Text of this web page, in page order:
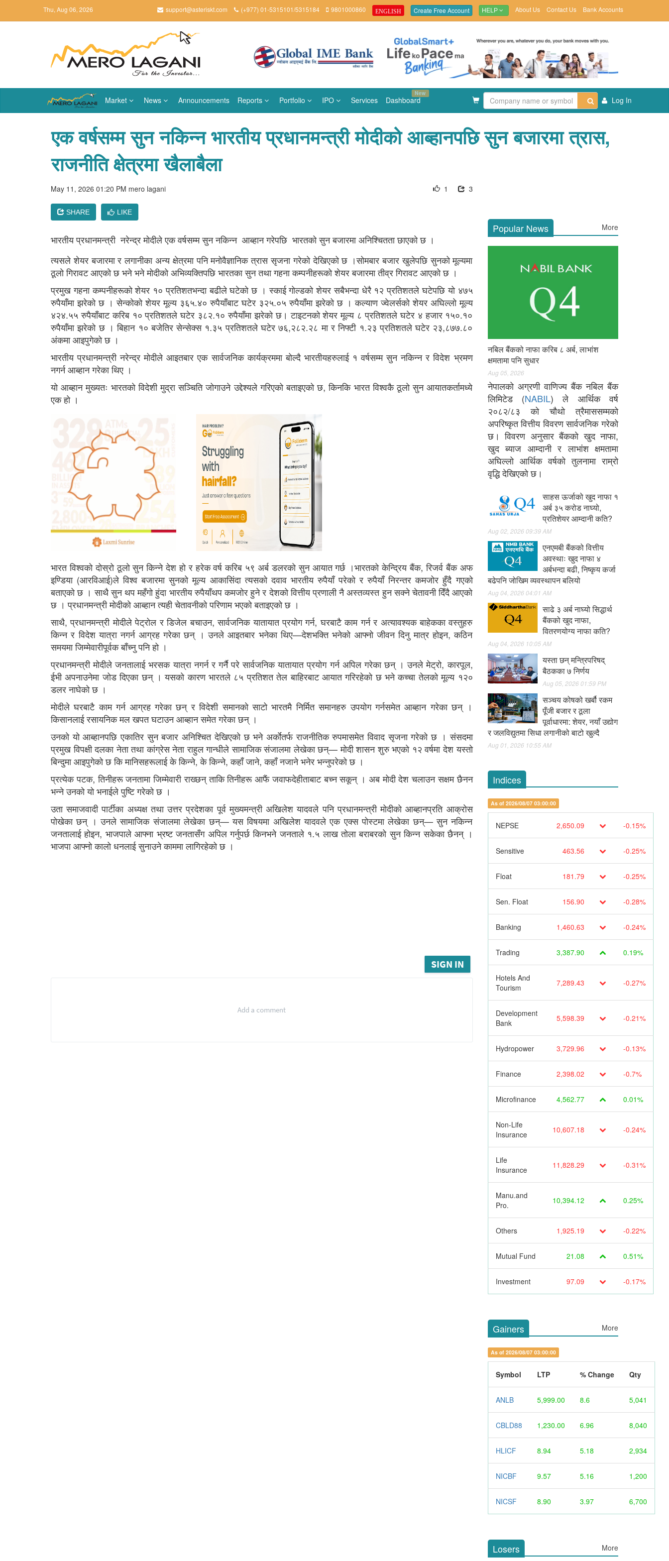
Thu, Aug 06, 2026 support@asteriskt.com (+977) 01-5315101/5315184 9801000860 ENGLISH Create Free Account HELP About Us Contact Us Bank Accounts
Market News Announcements Reports Portfolio IPO Services Dashboard
New
Log In
एक वर्षसम्म सुन नकिन्न भारतीय प्रधानमन्त्री मोदीको आब्हानपछि सुन बजारमा त्रास,
राजनीति क्षेत्रमा खैलाबैला
May 11, 2026 01:20 PM mero lagani 3
1
SHARE LIKE
भारतीय प्रधानमन्त्री नरेन्द्र मोदीले एक वर्षसम्म सुन नकिन्न आब्हान गरेपछि भारतको सुन बजारमा अनिश्चितता छाएको छ ।
त्यसले शेयर बजारमा र लगानीका अन्य क्षेत्रमा पनि मनोवैज्ञानिक त्रास सृजना गरेको देखिएको छ ।सोमबार बजार खुलेपछि सुनको मूल्यमा
ठूलो गिरावट आएको छ भने भने मोदीको अभिव्यक्तिपछि भारतका सुन तथा गहना कम्पनीहरूको शेयर बजारमा तीव्र गिरावट आएको छ ।
प्रमुख गहना कम्पनीहरूको शेयर १० प्रतिशतभन्दा बढीले घटेको छ । स्काई गोल्डको शेयर सबैभन्दा धेरै १२ प्रतिशतले घटेपछि यो ४७५
रुपैयाँमा झरेको छ । सेन्कोको शेयर मूल्य ३६५.४० रुपैयाँबाट घटेर ३२५.०५ रुपैयाँमा झरेको छ । कल्याण ज्वेलर्सको शेयर अघिल्लो मूल्य
४२४.५५ रुपैयाँबाट करिब १० प्रतिशतले घटेर ३८२.१० रुपैयाँमा झरेको छ। टाइटनको शेयर मूल्य ८ प्रतिशतले घटेर ४ हजार १५०.१०
रुपैयाँमा झरेको छ । बिहान १० बजेतिर सेन्सेक्स १.३५ प्रतिशतले घटेर ७६,२८२.२८ मा र निफ्टी १.२३ प्रतिशतले घटेर २३,८७७.८०
अंकमा आइपुगेकाे छ ।
भारतीय प्रधानमन्त्री नरेन्द्र मोदीले आइतबार एक सार्वजनिक कार्यक्रममा बोल्दै भारतीयहरुलाई १ वर्षसम्म सुन नकिन्न र विदेश भ्रमण
नगर्न आब्हान गरेका थिए ।
यो आब्हान मुख्यतः भारतको विदेशी मुद्रा सञ्चिति जोगाउने उद्देश्यले गरिएको बताइएको छ, किनकि भारत विश्वकै ठूलो सुन आयातकर्तामध्ये
एक हो ।
भारत विश्वको दोस्रो ठूलो सुन किन्ने देश हो र हरेक वर्ष करिब ५९ अर्ब डलरको सुन आयात गर्छ ।भारतको केन्द्रिय बैंक, रिजर्व बैंक अफ
इण्डिया (आरविआई)ले विश्व बजारमा सुनको मूल्य आकासिंदा त्यसको दवाव भारतीय रुपैयाँ परेको र रुपैयाँ निरन्तर कमजोर हुँदै गएको
बताएको छ । साथै सुन थप महँगो हुंदा भारतीय रुपैयाँथप कमजोर हुने र देशको वित्तीय प्रणाली नै अस्तव्यस्त हुन सक्ने चेतावनी दिँदै आएको
छ । प्रधानमन्त्री मोदीको आब्हान त्यही चेतावनीको परिणाम भएको बताइएको छ ।
साथै, प्रधानमन्त्री मोदीले पेट्रोल र डिजेल बचाउन, सार्वजनिक यातायात प्रयोग गर्न, घरबाटै काम गर्न र अत्यावश्यक बाहेकका वस्तुहरु
किन्न र विदेश यात्रा नगर्न आग्रह गरेका छन् । उनले आइतबार भनेका थिए—देशभक्ति भनेको आफ्नो जीवन दिनु मात्र होइन, कठिन
समयमा जिम्मेवारीपूर्वक बाँच्नु पनि हो ।
प्रधानमन्त्री मोदीले जनतालाई भरसक यात्रा नगर्न र गर्नै परे सार्वजनिक यातायात प्रयोग गर्न अपिल गरेका छन् । उनले मेट्रो, कारपूल,
ईभी अपनाउनेमा जोड दिएका छन् । यसको कारण भारतले ८५ प्रतिशत तेल बाहिरबाट आयात गरिरहेको छ भने कच्चा तेलको मूल्य १२०
डलर नाघेको छ ।
मोदीले घरबाटै काम गर्न आग्रह गरेका छन् र विदेशी समानको साटो भारतमै निर्मित समानहरु उपयोग गर्नसमेत आब्हान गरेका छन् ।
किसानलाई रसायनिक मल खपत घटाउन आब्हान समेत गरेका छन् ।
उनको यो आब्हानपछि एकातिर सुन बजार अनिश्चित देखिएको छ भने अर्काेतर्फ राजनीतिक रुपमासमेत विवाद सृजना गरेको छ । संसदमा
प्रमुख विपक्षी दलका नेता तथा कांग्रेस नेता राहुल गान्धीले सामाजिक संजालमा लेखेका छन्— मोदी शासन शुरु भएको १२ वर्षमा देश यस्तो
बिन्दुमा आइपुगेको छ कि मानिसहरूलाई के किन्ने, के किन्ने, कहाँ जाने, कहाँ नजाने भनेर भन्नुपरेको छ ।
प्रत्येक पटक, तिनीहरू जनतामा जिम्मेवारी राख्छन् ताकि तिनीहरू आफैं जवाफदेहीताबाट बच्न सकून् । अब मोदी देश चलाउन सक्षम छैनन
भन्ने उनको यो भनाईले पुष्टि गरेको छ ।
उता समाजवादी पार्टीका अध्यक्ष तथा उत्तर प्रदेशका पूर्व मुख्यमन्त्री अखिलेश यादवले पनि प्रधानमन्त्री मोदीको आब्हानप्रति आक्रोस
पोखेका छन् । उनले सामाजिक संजालमा लेखेका छन्— यस विषयमा अखिलेश यादवले एक एक्स पोस्टमा लेखेका छन्— सुन नकिन्न
जनतालाई होइन, भाजपाले आफ्ना भ्रष्ट जनतासँग अपिल गर्नुपर्छ किनभने जनताले १.५ लाख तोला बराबरको सुन किन्न सकेका छैनन् ।
भाजपा आफ्नो कालो धनलाई सुनाउने काममा लागिरहेको छ ।
SIGN IN
Add a comment
Popular News More
नबिल बैंकको नाफा करिब ८ अर्ब, लाभांश
क्षमतामा पनि सुधार
Aug 05, 2026
नेपालको अग्रणी वाणिज्य बैंक नबिल बैंक
लिमिटेड (NABIL) ले आर्थिक वर्ष
२०८२/८३ को चौथो त्रैमाससम्मको
अपरिष्कृत वित्तीय विवरण सार्वजनिक गरेको
छ। विवरण अनुसार बैंकको खुद नाफा,
खुद ब्याज आम्दानी र लाभांश क्षमतामा
अघिल्लो आर्थिक वर्षको तुलनामा राम्रो
वृद्धि देखिएको छ।
साहस ऊर्जाको खुद नाफा १
अर्ब ३५ करोड नाघ्यो,
प्रतिशेयर आम्दानी कति?
Aug 02, 2026 09:39 AM
एनएमबी बैंकको वित्तीय
अवस्थाः खुद नाफा ४
अर्बभन्दा बढी, निष्कृय कर्जा
बढेपनि जोखिम व्यवस्थापन बलियो
Aug 04, 2026 04:01 AM
साढे ३ अर्ब नाघ्यो सिद्धार्थ
बैंकको खुद नाफा,
वितरणयोग्य नाफा कति?
Aug 04, 2026 10:05 AM
यस्ता छन् मन्त्रिपरिषद्
बैठकका ७ निर्णय
Aug 05, 2026 01:59 PM
सञ्चय कोषको खर्बौ रकम
पूँजी बजार र ठूला
पूर्वाधारमा: शेयर, नयाँ उद्योग
र जलविद्युतमा सिधा लगानीको बाटो खुल्दै
Aug 01, 2026 10:55 AM
Indices
As of 2026/08/07 03:00:00
NEPSE 2,650.09 -0.15%
Sensitive 463.56 -0.25%
Float 181.79 -0.25%
Sen. Float 156.90 -0.28%
Banking 1,460.63 -0.24%
Trading 3,387.90 0.19%
Hotels And
Tourism
7,289.43 -0.27%
Development
Bank
5,598.39 -0.21%
Hydropower 3,729.96 -0.13%
Finance 2,398.02 -0.7%
Microfinance 4,562.77 0.01%
Non-Life
Insurance
10,607.18 -0.24%
Life
Insurance
11,828.29 -0.31%
Manu.and
Pro.
10,394.12 0.25%
Others 1,925.19 -0.22%
Mutual Fund 21.08 0.51%
Investment 97.09 -0.17%
Gainers More
As of 2026/08/07 03:00:00
Symbol LTP % Change Qty
ANLB 5,999.00 8.6 5,041
CBLD88 1,230.00 6.96 8,040
HLICF 8.94 5.18 2,934
NICBF 9.57 5.16 1,200
NICSF 8.90 3.97 6,700
Losers More